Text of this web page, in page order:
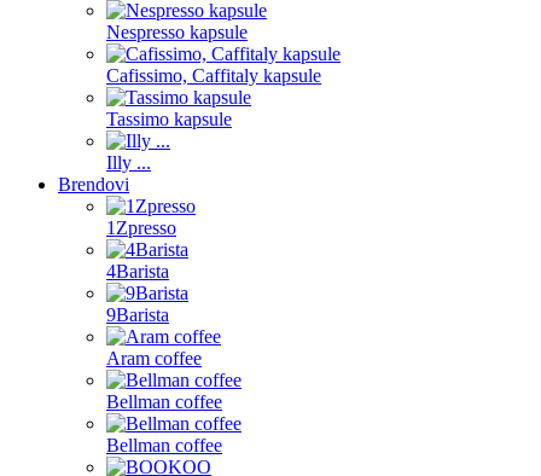
Nespresso kapsule
Cafissimo, Caffitaly kapsule
Tassimo kapsule
Illy ...
Brendovi
1Zpresso
4Barista
9Barista
Aram coffee
Bellman coffee
Bellman coffee